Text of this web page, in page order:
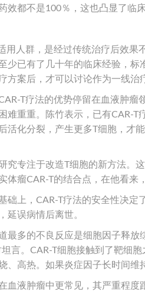
效都不是100％，这也凸显了临
用人群，是经过传统治疗后效
少已有了几十年的临床经验，
方案后，才可以讨论作为一线治
T疗法的优势停留在血液肿
难重重。陈竹表示，已有CAR-
活化分裂，产生更多T细胞，才
究专注于改造T细胞的新方法。
体瘤CAR-T的结合点，在他看来
础上，CAR-T疗法的安全性决
延误病情后离世。
最多的不良反应是细胞因子释放
坦言。CAR-T细胞接触到了靶细
、高热。如果炎症因子长时间维
血液肿瘤中更常见，其严重程度